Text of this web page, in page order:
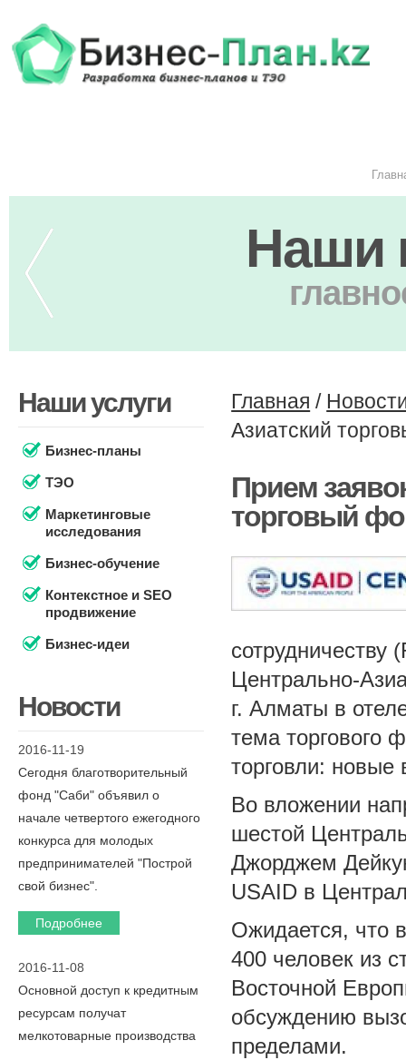
Наши
Наши услуги
Бизнес-планы
ТЭО
Маркетинговые
исследования
Бизнес-обучение
Контекстное и SEO
продвижение
Бизнес-идеи
Новости
2016-11-19
Сегодня благотворительный
фонд "Саби" объявил о
начале четвертого ежегодного
конкурса для молодых
предпринимателей "Построй
свой бизнес".
Подробнее
2016-11-08
Основной доступ к кредитным
ресурсам получат
мелкотоварные производства
Главная /
Азиатский
Прием
торговый
сотрудничеству
Центрально-
г. Алматы в
тема торгового
торговли:
Во вложении
шестой
Джорджем
USAID в
Ожидается, что
400 человек из
Восточной
обсуждению
пределами.